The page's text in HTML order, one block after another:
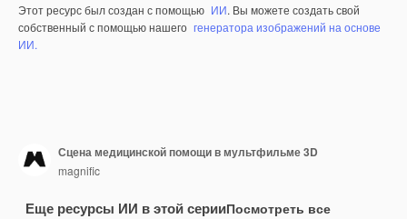
Этот ресурс был создан с помощью ИИ. Вы можете создать свой
собственный с помощью нашего генератора изображений на основе
ИИ.
Сцена медицинской помощи в мультфильме 3D
magnific
Еще ресурсы ИИ в этой серииПосмотреть все